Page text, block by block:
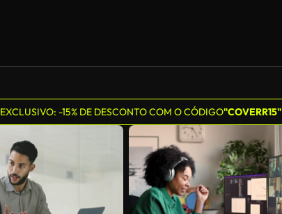
EXCLUSIVO: -15% DE DESCONTO COM O CÓDIGO"COVERR15"